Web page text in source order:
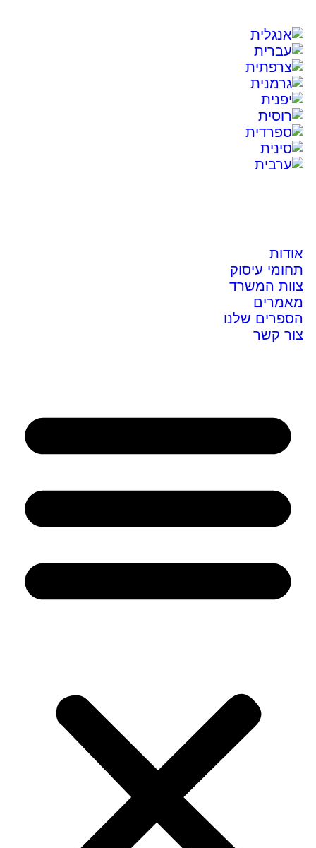
אודות
תחומי עיסוק
צוות המשרד
מאמרים
הספרים שלנו
צור קשר